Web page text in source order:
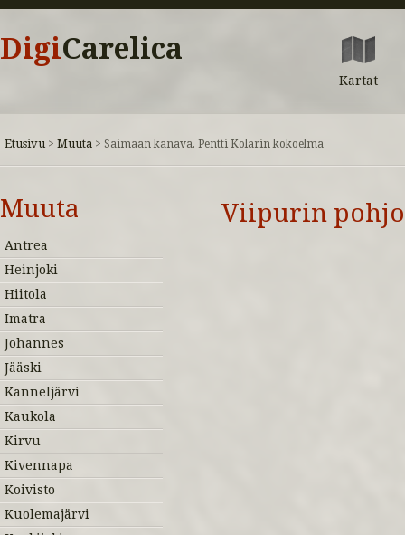
DigiCarelica
Kartat
Etusivu > Muuta > Saimaan kanava, Pentti Kolarin kokoelma
Muuta
Antrea
Heinjoki
Hiitola
Imatra
Johannes
Jääski
Kanneljärvi
Kaukola
Kirvu
Kivennapa
Koivisto
Kuolemajärvi
Viipurin